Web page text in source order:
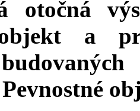
otočná
a